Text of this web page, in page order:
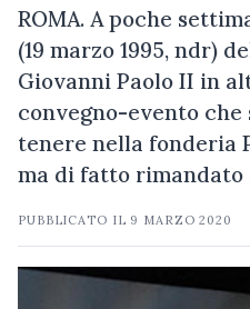
ROMA. A poche
(19 marzo 1995, ndr)
Giovanni Paolo II in
convegno-evento che
tenere nella fonderia
ma di fatto rimandato
PUBBLICATO IL 9 MARZO 2020